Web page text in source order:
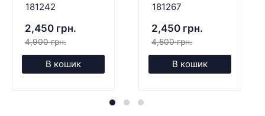
181242
2,450 грн.
4,900 грн.
В кошик
181267
2,450 грн.
4,500 грн.
В кошик